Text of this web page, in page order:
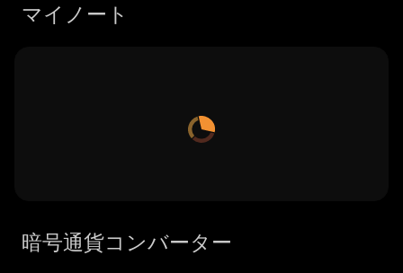
マイノート
暗号通貨コンバーター